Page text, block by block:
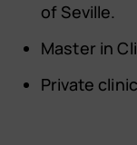
of Seville.
Master in
Private